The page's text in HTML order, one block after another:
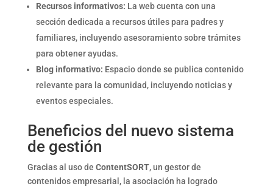
Recursos informativos: La web cuenta con una
sección dedicada a recursos útiles para padres y
familiares, incluyendo asesoramiento sobre trámites
para obtener ayudas.
Blog informativo: Espacio donde se publica contenido
relevante para la comunidad, incluyendo noticias y
eventos especiales.
Beneficios del nuevo sistema
de gestión
Gracias al uso de ContentSORT, un gestor de
contenidos empresarial, la asociación ha logrado